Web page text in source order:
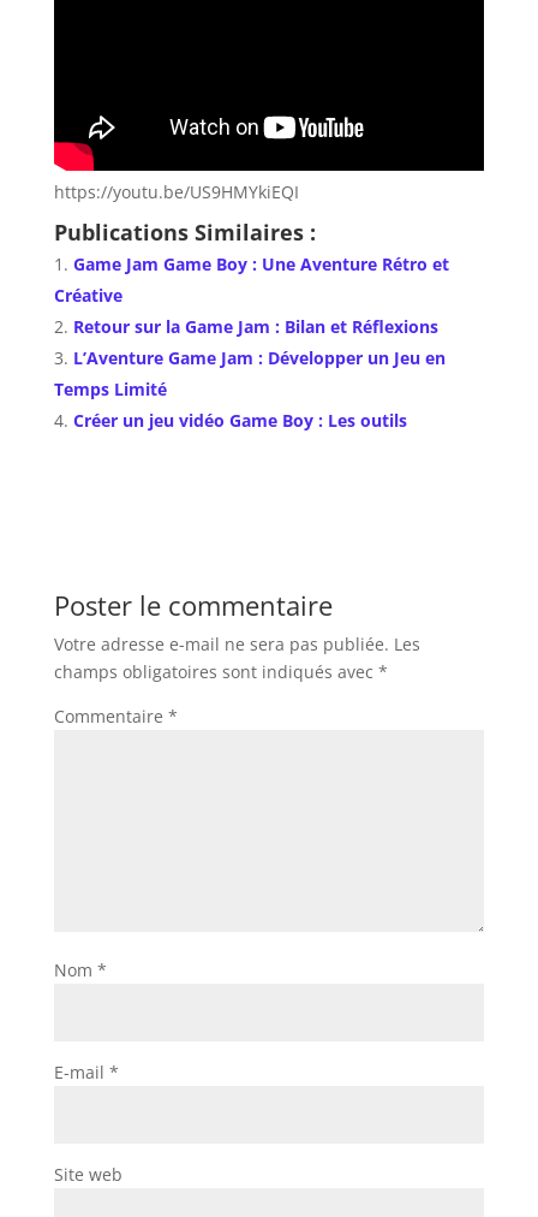
https://youtu.be/US9HMYkiEQI
Publications Similaires :
Game Jam Game Boy : Une Aventure Rétro et
Créative
Retour sur la Game Jam : Bilan et Réflexions
L’Aventure Game Jam : Développer un Jeu en
Temps Limité
Créer un jeu vidéo Game Boy : Les outils
Poster le commentaire
Votre adresse e-mail ne sera pas publiée. Les
champs obligatoires sont indiqués avec *
Commentaire *
Nom *
E-mail *
Site web